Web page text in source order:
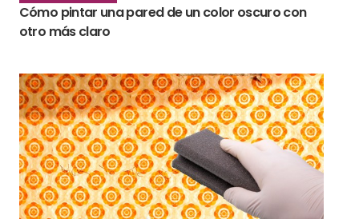
Cómo pintar una pared de un color oscuro con
otro más claro